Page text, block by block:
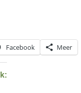
Facebook Meer